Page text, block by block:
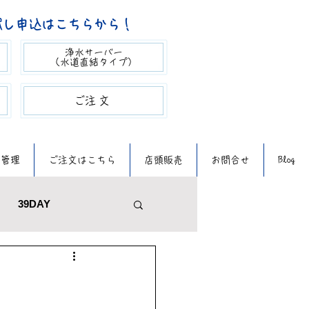
申込はこちらから！
浄水サーバー
（​水道直結タイプ）
​ご注文​​
理 ご注文はこちら 店頭販売 お問合せ Blog
39DAY
メンテナンス